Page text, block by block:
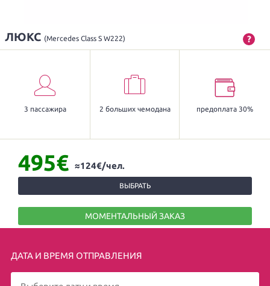
ЛЮКС (Mercedes Class S W222) ?
3 пассажира 2 больших чемодана предоплата 30%
495€ ≈124€/чел.
ВЫБРАТЬ
МОМЕНТАЛЬНЫЙ ЗАКАЗ
ДАТА И ВРЕМЯ ОТПРАВЛЕНИЯ